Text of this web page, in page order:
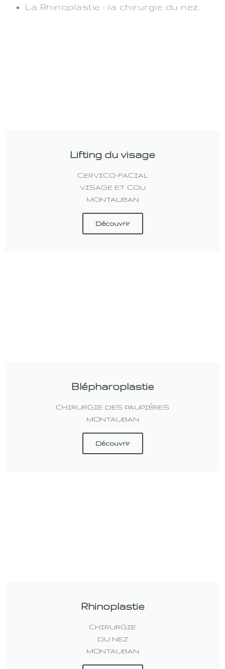
La Rhinoplastie : la chirurgie du nez.
Lifting du visage
CERVICO-FACIAL
VISAGE ET COU
MONTAUBAN
Découvrir
Blépharoplastie
CHIRURGIE DES PAUPIÈRES
MONTAUBAN
Découvrir
Rhinoplastie
CHIRURGIE
DU NEZ
MONTAUBAN